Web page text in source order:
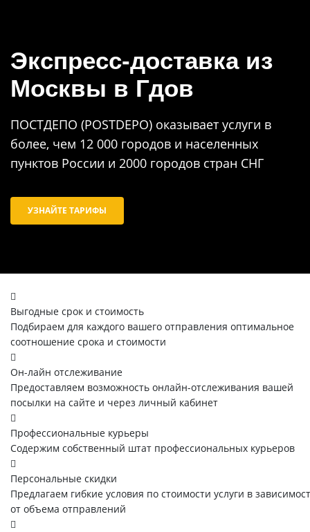
Экспресс-доставка из
Москвы в Гдов
ПОСТДЕПО (POSTDEPO) оказывает услуги в
более, чем 12 000 городов и населенных
пунктов России и 2000 городов стран СНГ
УЗНАЙТЕ ТАРИФЫ
Выгодные срок и стоимость
Подбираем для каждого вашего отправления оптимальное
соотношение срока и стоимости
Он-лайн отслеживание
Предоставляем возможность онлайн-отслеживания вашей
посылки на сайте и через личный кабинет
Профессиональные курьеры
Содержим собственный штат профессиональных курьеров
Персональные скидки
Предлагаем гибкие условия по стоимости услуги в
от объема отправлений